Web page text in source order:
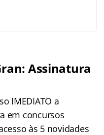
Assinatura
IMEDIATO a
em concursos
às 5 novidades